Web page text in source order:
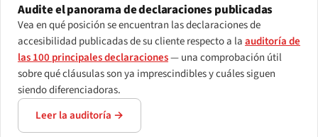
Audite el panorama de declaraciones publicadas
Vea en qué posición se encuentran las declaraciones de
accesibilidad publicadas de su cliente respecto a laauditoría de
las 100 principales declaraciones— una comprobación útil
sobre qué cláusulas son ya imprescindibles y cuáles siguen
siendo diferenciadoras.
Leer la auditoría →